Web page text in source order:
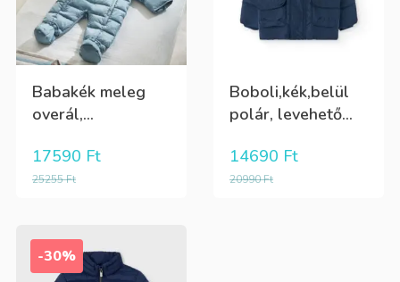
Babakék meleg
overál,...
25255Ft
17590 Ft
Boboli,kék,belül
polár, levehető...
20990Ft
14690 Ft
-30%